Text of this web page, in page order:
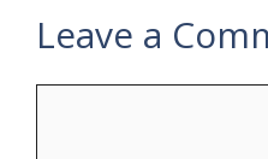
Leave a